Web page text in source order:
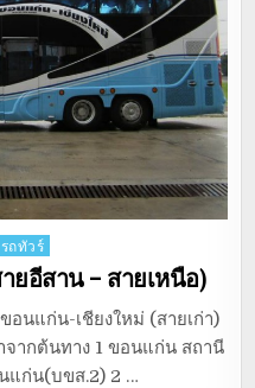
ถทัวร์
ยอีสาน – สายเหนือ)
อนแก่น-เชียงใหม่ (สายเก่า)
จากต้นทาง 1 ขอนแก่น สถานี
แก่น(บขส.2) 2 …